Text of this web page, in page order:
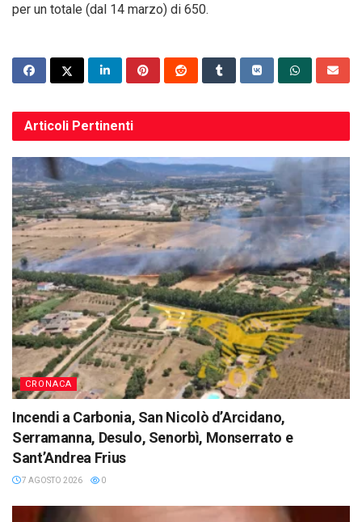
per un totale (dal 14 marzo) di 650.
Articoli Pertinenti
CRONACA
Incendi a Carbonia, San Nicolò d’Arcidano,
Serramanna, Desulo, Senorbì, Monserrato e
Sant’Andrea Frius
7 AGOSTO 2026 0